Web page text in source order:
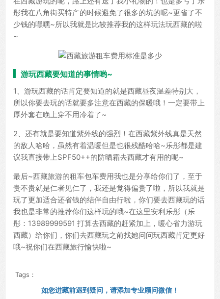
彤我在八角街买特产的时候避免了很多的坑的呢~更省了不
少钱的嘿嘿~所以我就是比较推荐我的这样玩法玩西藏的啦
~
游玩西藏要知道的事情哟~
1、游玩西藏的话肯定要知道的就是西藏昼夜温差特别大，
所以你要去玩的话就要多注意在西藏的保暖哦！一定要带上
厚外套在晚上穿不用冷着了~
2、还有就是要知道紫外线的强烈！在西藏紫外线真是天然
的敌人哈哈，虽然有着温暖但是也很残酷哈哈~乐彤都是建
议我直接带上SPF50++的防晒霜去西藏才有用的呢~
最后~西藏旅游的租车包车费用我也是分享给你们了，至于
贵不贵就是仁者见仁了，我还是觉得偏贵了啦，所以我就是
玩了更加适合还省钱的结伴自由行啦，你们要去西藏玩的话
我也是非常的推荐你们这样玩的哦~在这里安利乐彤（乐
彤：13989999591 打算去西藏的赶紧加上，暖心省力游玩
西藏）给你们，你们去西藏玩之前找她问问玩西藏肯定更好
哦~祝你们在西藏旅行愉快啦~
Tags：
如您进藏前遇到疑问，请添加专业顾问微信！